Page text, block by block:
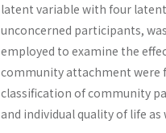
latent variable with four
unconcerned participants,
employed to examine the
community attachment were
classification of community
and individual quality of life